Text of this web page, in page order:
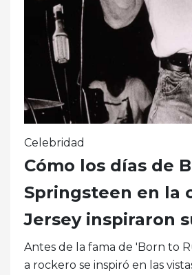
Celebridad
Cómo los días de
Springsteen en la
Jersey inspiraron
Antes de la fama de 'Born to
a rockero se inspiró en las